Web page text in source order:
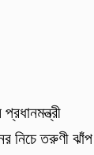
নিচে তরুণী ঝাঁপ